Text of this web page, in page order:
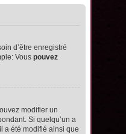
d’être enregistré
Vous pouvez
modifier un
Si quelqu’un a
a été modifié ainsi que